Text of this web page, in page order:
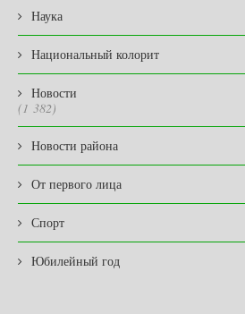
Наука
Национальный колорит
Новости
(1 382)
Новости района
От первого лица
Спорт
Юбилейный год